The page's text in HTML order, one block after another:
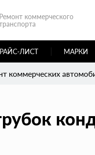
Ремонт коммерческого
ЛИСТ МАРКИ
коммерческих